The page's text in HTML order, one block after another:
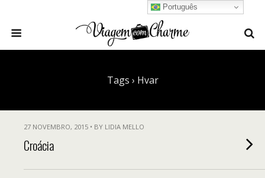
Tags › Hvar
27 NOVEMBRO, 2015 • BY LIDIA MELLO
Croácia
Português